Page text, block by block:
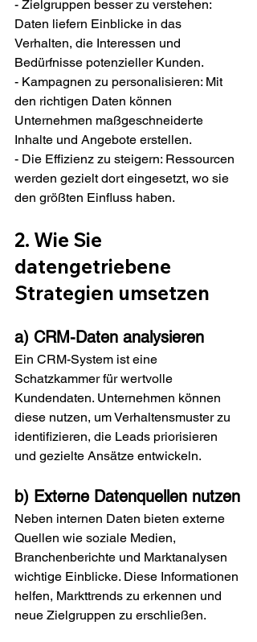
- Zielgruppen besser zu verstehen:
Daten liefern Einblicke in das
Verhalten, die Interessen und
Bedürfnisse potenzieller Kunden.
- Kampagnen zu personalisieren: Mit
den richtigen Daten können
Unternehmen maßgeschneiderte
Inhalte und Angebote erstellen.
- Die Effizienz zu steigern: Ressourcen
werden gezielt dort eingesetzt, wo sie
den größten Einfluss haben.
2. Wie Sie
datengetriebene
Strategien umsetzen
a) CRM-Daten analysieren
Ein CRM-System ist eine
Schatzkammer für wertvolle
Kundendaten. Unternehmen können
diese nutzen, um Verhaltensmuster zu
identifizieren, die Leads priorisieren
und gezielte Ansätze entwickeln.
b) Externe Datenquellen nutzen
Neben internen Daten bieten externe
Quellen wie soziale Medien,
Branchenberichte und Marktanalysen
wichtige Einblicke. Diese Informationen
helfen, Markttrends zu erkennen und
neue Zielgruppen zu erschließen.